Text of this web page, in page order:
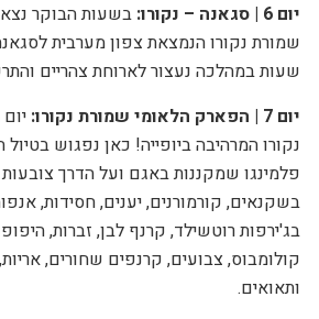
יום 6
| סגאנה – נקורו: בשעות הבוקר נצא
שעות במהלכה נעצור לארוחת צהריים
יום 7 | הפארק הלאומי שמורת נקורו:
נקורו המרהיבה ביופייה! כאן נפגוש בטיול
פלמינגו שמקננות באגם ועל הדרך צובעות
בשקנאים, קורמורנים, יענים, חסידות,
בג'ירפות רוטשילד, קרנף לבן, זברות,
קולומבוס, צבועים, קרנפים שחורים,
ותאואים.